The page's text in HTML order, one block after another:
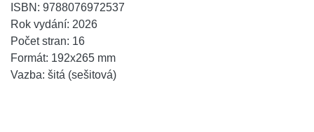
ISBN: 9788076972537
Rok vydání: 2026
Počet stran: 16
Formát: 192x265 mm
Vazba: šitá (sešitová)